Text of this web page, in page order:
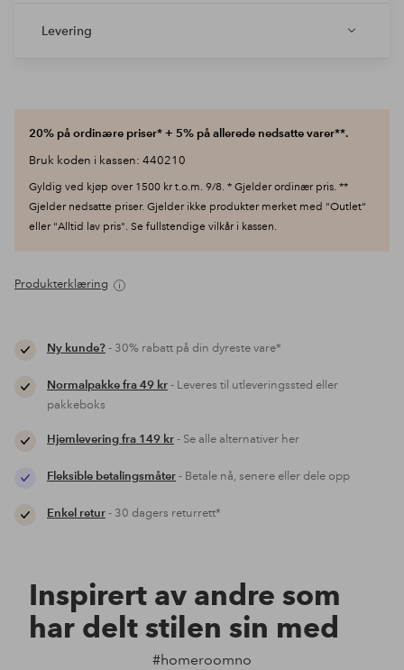
Levering
20% på ordinære priser* + 5% på allerede nedsatte varer**.
Bruk koden i kassen: 440210
Gyldig ved kjøp over 1500 kr t.o.m. 9/8. * Gjelder ordinær pris. **
Gjelder nedsatte priser. Gjelder ikke produkter merket med "Outlet"
eller "Alltid lav pris". Se fullstendige vilkår i kassen.
Produkterklæring
Ny kunde?- 30% rabatt på din dyreste vare*
Normalpakke fra 49 kr- Leveres til utleveringssted eller
pakkeboks
Hjemlevering fra 149 kr- Se alle alternativer her
Fleksible betalingsmåter- Betale nå, senere eller dele opp
Enkel retur- 30 dagers returrett*
Inspirert av andre som
har delt stilen sin med
#homeroomno